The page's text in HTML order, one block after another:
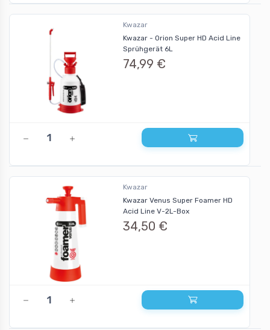
Kwazar
Kwazar - Orion Super HD Acid Line
Sprühgerät 6L
74,99 €
Kwazar
Kwazar Venus Super Foamer HD
Acid Line V-2L-Box
34,50 €